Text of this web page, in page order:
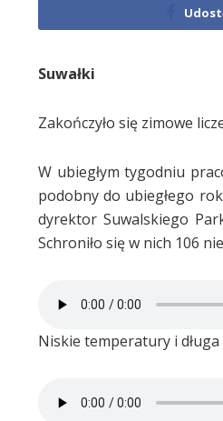
Suwałki
Zakończyło się zimowe
W ubiegłym tygodniu
podobny do ubiegłego
dyrektor Suwalskiego
Schroniło się w nich 106
Niskie temperatury i